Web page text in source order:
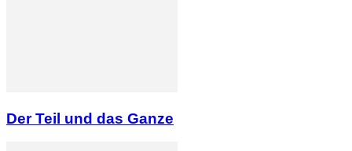
Der Teil und das Ganze